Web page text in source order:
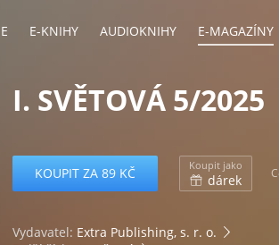
E-KNIHY AUDIOKNIHY E-MAGAZÍNY
I. SVĚTOVÁ 5/2025
KOUPIT ZA 89 KČ Koupit jako
dárek
Vydavatel: Extra Publishing, s. r. o.